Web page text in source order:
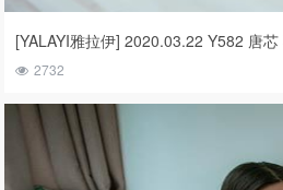
[YALAYI雅拉伊] 2020.03.22 Y582 唐
2732